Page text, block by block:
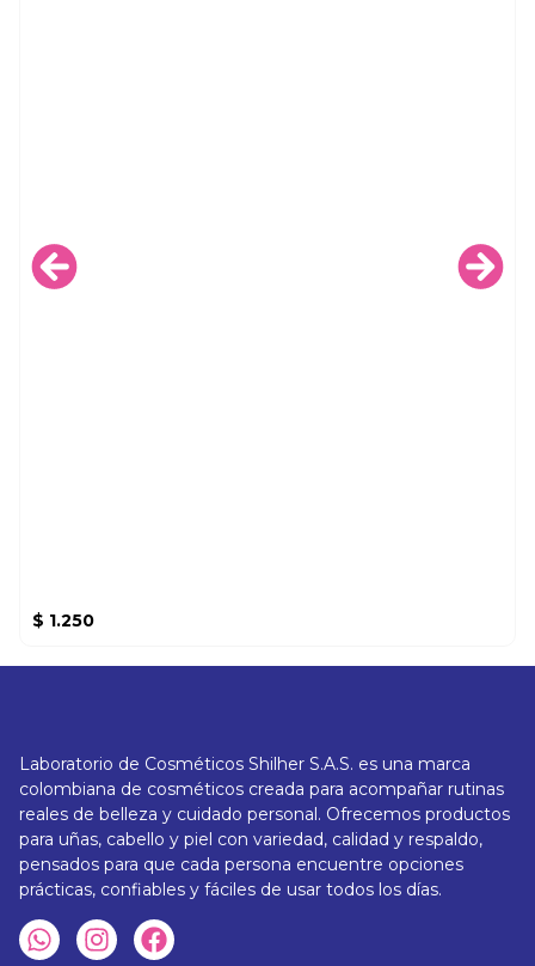
$ 1.250
Laboratorio de Cosméticos Shilher S.A.S. es una marca
colombiana de cosméticos creada para acompañar rutinas
reales de belleza y cuidado personal. Ofrecemos productos
para uñas, cabello y piel con variedad, calidad y respaldo,
pensados para que cada persona encuentre opciones
prácticas, confiables y fáciles de usar todos los días.